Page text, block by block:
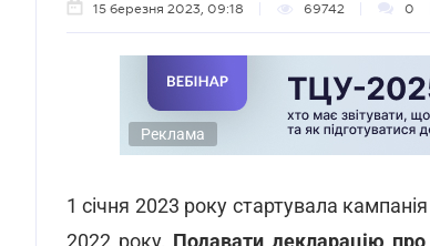
15 березня 2023, 09:18 69742 0
Реклама
1 січня 2023 року стартувала
2022 року. Подавати декларацію про